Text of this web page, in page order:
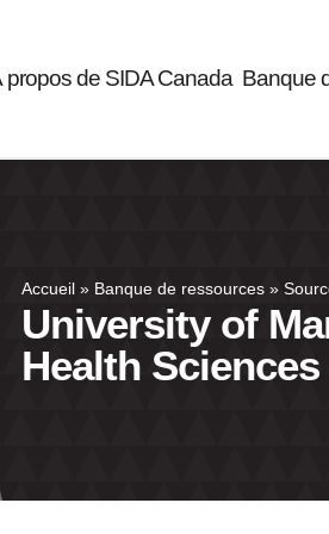
propos de SIDA Canada Banque
Accueil » Banque de ressources »
University of
Health Sciences